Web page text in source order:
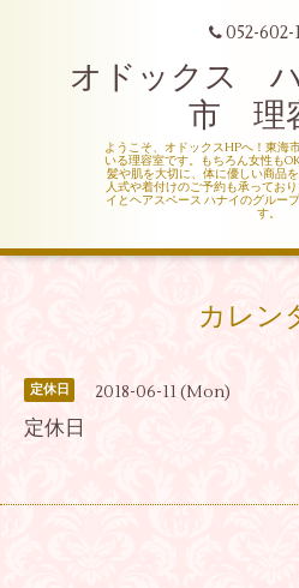
052-602-
オドックス
市 理
ようこそ、オドックスHPへ！東海
いる理容室です。もちろん女性も
髪や肌を大切に、体に優しい商品
人式や着付けのご予約も承ってお
イとヘアスペース ハナイのグルー
す。
カレン
定休日 2018-06-11 (Mon)
定休日